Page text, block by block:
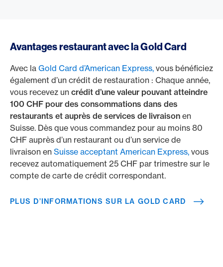
Avantages restaurant avec la Gold Card
Avec la Gold Card d’American Express, vous bénéficiez
également d’un crédit de restauration : Chaque année,
vous recevez un crédit d’une valeur pouvant atteindre
100 CHF pour des consommations dans des
restaurants et auprès de services de livraison en
Suisse. Dès que vous commandez pour au moins 80
CHF auprès d’un restaurant ou d’un service de
livraison en Suisse acceptant American Express, vous
recevez automatiquement 25 CHF par trimestre sur le
compte de carte de crédit correspondant.
PLUS D’INFORMATIONS SUR LA GOLD CARD